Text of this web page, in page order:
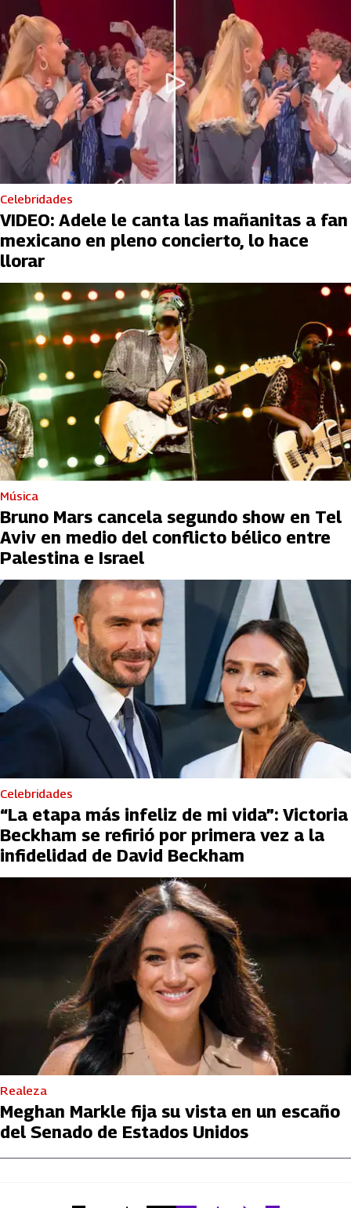
Celebridades
VIDEO: Adele le canta las mañanitas a fan
mexicano en pleno concierto, lo hace
llorar
Música
Bruno Mars cancela segundo show en Tel
Aviv en medio del conflicto bélico entre
Palestina e Israel
Celebridades
“La etapa más infeliz de mi vida”: Victoria
Beckham se refirió por primera vez a la
infidelidad de David Beckham
Realeza
Meghan Markle fija su vista en un escaño
del Senado de Estados Unidos